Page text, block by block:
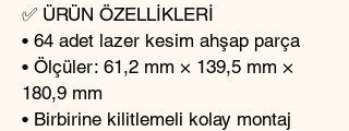
✅ ÜRÜN ÖZELLİKLERİ
• 64 adet lazer kesim ahşap parça
• Ölçüler: 61,2 mm × 139,5 mm ×
180,9 mm
• Birbirine kilitlemeli kolay montaj